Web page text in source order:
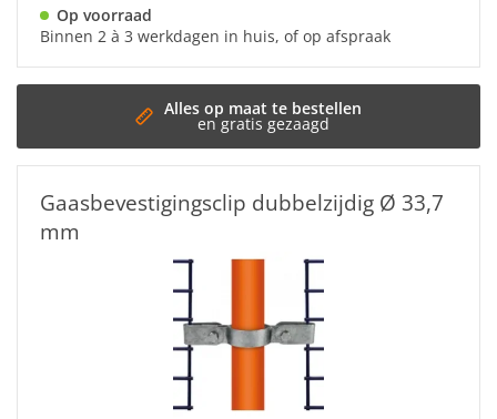
Op voorraad
Binnen 2 à 3 werkdagen in huis, of op afspraak
Gaasbevestigingsclip dubbelzijdig Ø 33,7
mm